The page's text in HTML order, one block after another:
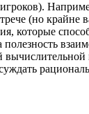
(но
которые